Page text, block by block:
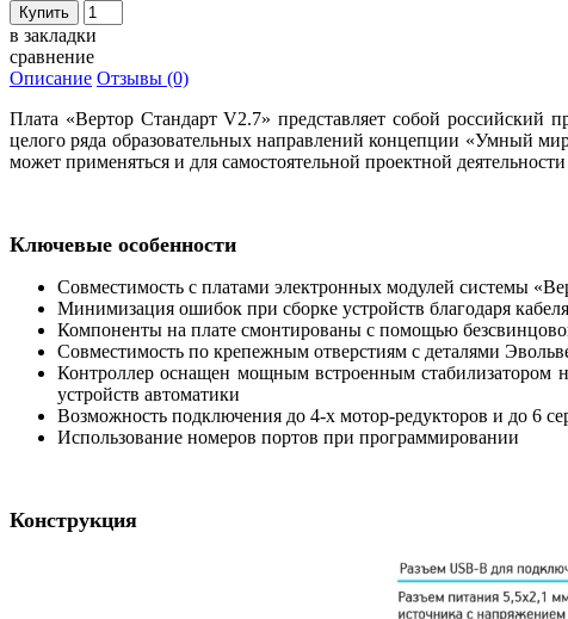
в закладки
сравнение
Описание Отзывы (0)
Плата «Вертор СтандартV2.7» представляет собой российский
целого ряда образовательных направлений концепции «Умный
может применяться и для самостоятельной проектной
Ключевые особенности
Совместимость с платами электронных модулей системы
Минимизация ошибок при сборке устройств благодаря
Компоненты на плате смонтированы с помощью
Совместимость по крепежным отверстиям с деталями
Контроллер оснащен мощным встроенным стабилизатором
устройств автоматики
Возможность подключения до 4-х мотор-редукторов и до 6
Использование номеров портов при программировании
Конструкция